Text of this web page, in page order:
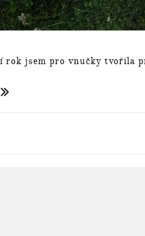
rok jsem pro vnučky tvořila